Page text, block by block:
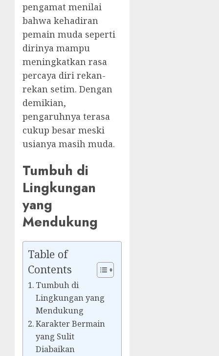
pengamat menilai
bahwa kehadiran
pemain muda seperti
dirinya mampu
meningkatkan rasa
percaya diri rekan-
rekan setim. Dengan
demikian,
pengaruhnya terasa
cukup besar meski
usianya masih muda.
Tumbuh di
Lingkungan
yang
Mendukung
Table of
Contents
Tumbuh di
Lingkungan yang
Mendukung
Karakter Bermain
yang Sulit
Diabaikan